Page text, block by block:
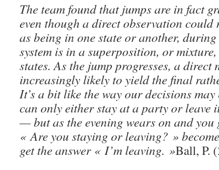
The team found that jumps are in fact
even though a direct observation could
as being in one state or another,
system is in a superposition, or
states. As the jump progresses, a direct
increasingly likely to yield the final
It’s a bit like the way our decisions may
can only either stay at a party or leave
— but as the evening wears on and you
« Are you staying or leaving? »
get the answer « I’m leaving. »Ball, P.